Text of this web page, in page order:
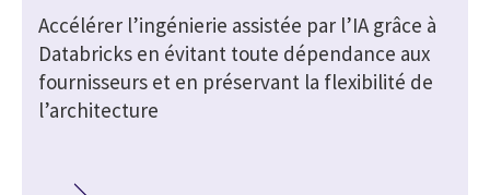
Accélérer l’ingénierie assistée par l’IA grâce à
Databricks en évitant toute dépendance aux
fournisseurs et en préservant la flexibilité de
l’architecture